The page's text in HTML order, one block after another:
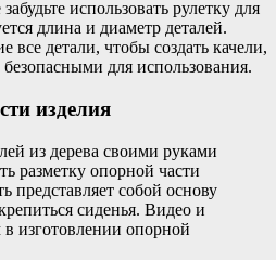
использовать рулетку для
длина и диаметр деталей.
детали, чтобы создать качели,
для использования.
изделия
из дерева своими руками
разметку опорной части
представляет собой основу
сиденья. Видео и
изготовлении опорной